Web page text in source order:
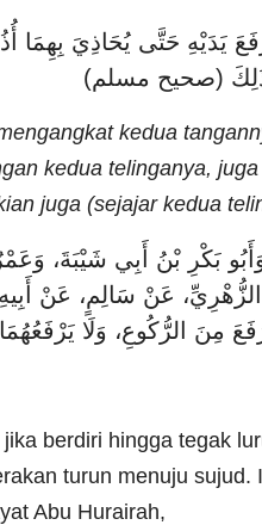
يَدَيْهِ حَتَّى يُحَاذِيَ بِهِمَا
(صحيح مسلم)
kedua
kedua telinganya,
juga (sejajar kedua
بَكْرِ بْنُ أَبِي شَيْبَةَ،
عَنْ سَالِمٍ، عَنْ
مِنَ الرُّكُوعِ، وَلَا
berdiri hingga tegak
turun menuju
Abu Hurairah,